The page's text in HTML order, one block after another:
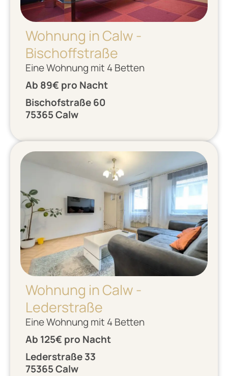
Wohnung in Calw -
Bischoffstraße
Eine Wohnung mit 4 Betten
Ab 89€ pro Nacht
Bischofstraße 60
75365 Calw
Wohnung in Calw -
Lederstraße
Eine Wohnung mit 4 Betten
Ab 125€ pro Nacht
Lederstraße 33
75365 Calw